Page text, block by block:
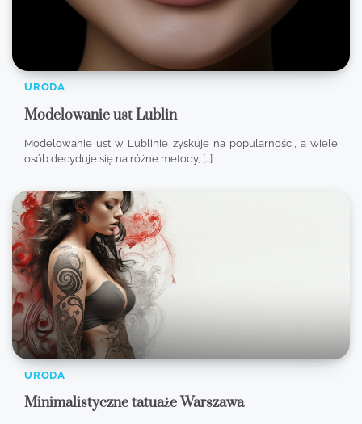
URODA
Modelowanie ust Lublin
Modelowanie ust w Lublinie zyskuje na popularności, a wiele
osób decyduje się na różne metody, […]
URODA
Minimalistyczne tatuaże Warszawa